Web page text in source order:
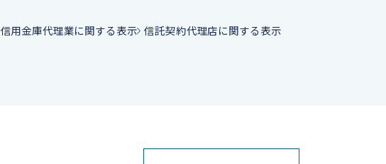
信用金庫代理業に関する表示 信託契約代理店に関する表示